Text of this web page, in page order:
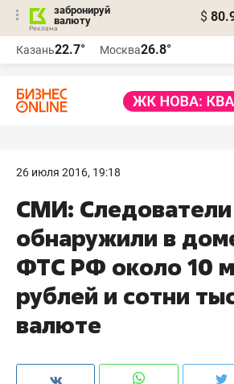
забронируй
валюту
$
Казань22.7° Москва26.8°
26 июля 2016, 19:18
​СМИ: Следователи
обнаружили в
ФТС РФ около 10
рублей и сотни
валюте